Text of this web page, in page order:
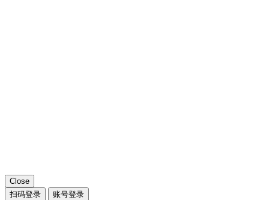
Close
扫码登录
账号登录